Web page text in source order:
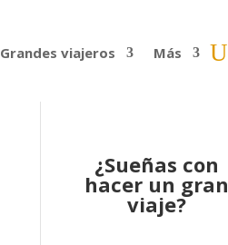
Grandes viajeros Más
¿Sueñas con
hacer un gran
viaje?